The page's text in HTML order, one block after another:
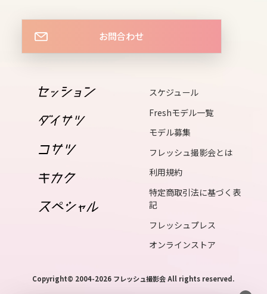
14
15
fri
sat
お問合わせ
スケジュール
Freshモデル一覧
モデル募集
フレッシュ撮影会とは
利用規約
特定商取引法に基づく表
記
フレッシュプレス
オンラインストア
Copyright© 2004-2026 フレッシュ撮影会 All rights reserved.